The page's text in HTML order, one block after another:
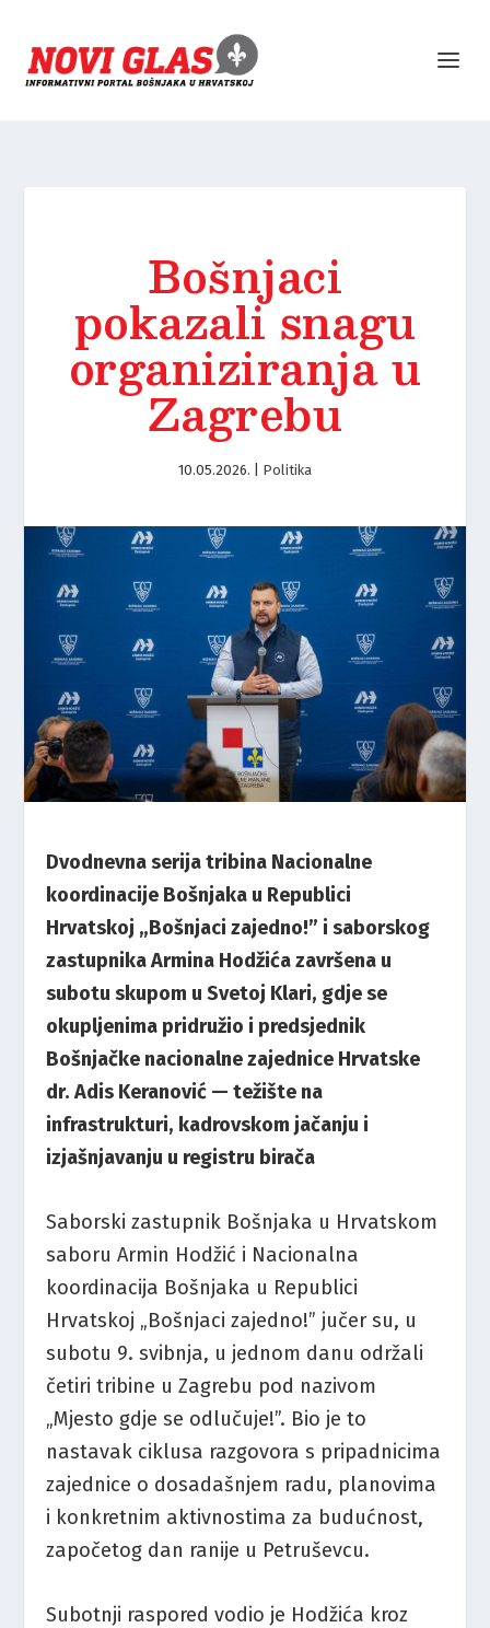
Bošnjaci
pokazali snagu
organiziranja u
Zagrebu
10.05.2026. Politika
Dvodnevna serija tribina Nacionalne
koordinacije Bošnjaka u Republici
Hrvatskoj „Bošnjaci zajedno!” i saborskog
zastupnika Armina Hodžića završena u
subotu skupom u Svetoj Klari, gdje se
okupljenima pridružio i predsjednik
Bošnjačke nacionalne zajednice Hrvatske
dr. Adis Keranović — težište na
infrastrukturi, kadrovskom jačanju i
izjašnjavanju u registru birača
Saborski zastupnik Bošnjaka u Hrvatskom
saboru Armin Hodžić i Nacionalna
koordinacija Bošnjaka u Republici
Hrvatskoj „Bošnjaci zajedno!” jučer su, u
subotu 9. svibnja, u jednom danu održali
četiri tribine u Zagrebu pod nazivom
„Mjesto gdje se odlučuje!”. Bio je to
nastavak ciklusa razgovora s pripadnicima
zajednice o dosadašnjem radu, planovima
i konkretnim aktivnostima za budućnost,
započetog dan ranije u Petruševcu.
Subotnji raspored vodio je Hodžića kroz